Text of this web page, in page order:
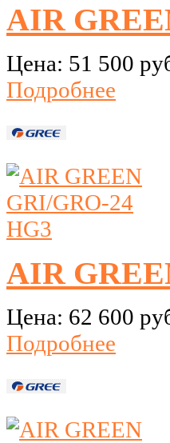
AIR
Цена: 51 500
Подробнее
AIR
Цена: 62 600
Подробнее